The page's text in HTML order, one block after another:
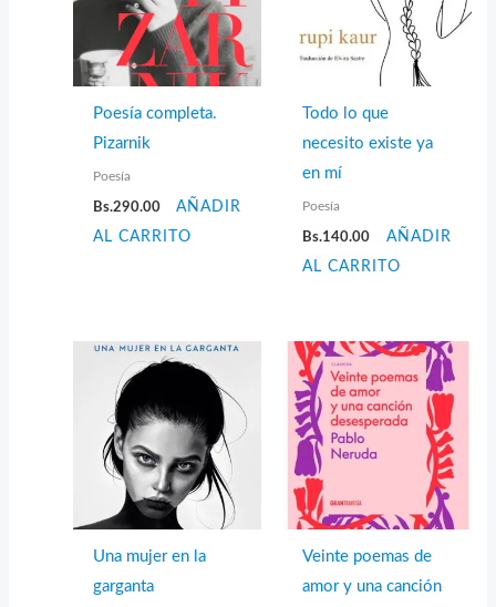
Poesía completa.
Pizarnik
Poesía
Bs.290.00
AÑADIR
AL CARRITO
Todo lo que
necesito existe ya
en mí
Poesía
Bs.140.00
AÑADIR
AL CARRITO
Una mujer en la
garganta
Veinte poemas de
amor y una canción